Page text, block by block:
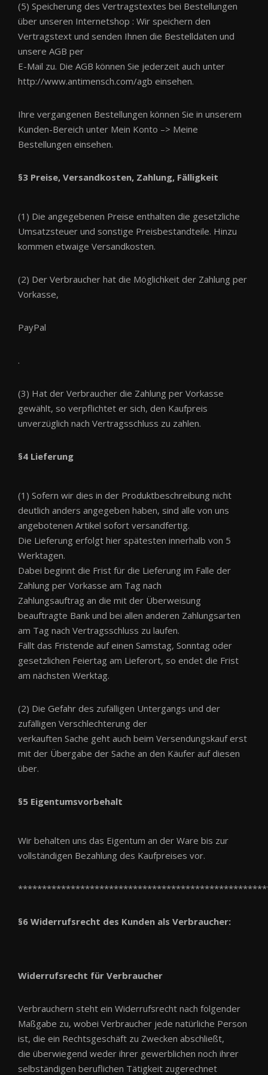
(5) Speicherung des Vertragstextes bei Bestellungen
über unseren Internetshop : Wir speichern den
Vertragstext und senden Ihnen die Bestelldaten und
unsere AGB per
E-Mail zu. Die AGB können Sie jederzeit auch unter
http://www.antimensch.com/agb einsehen.
Ihre vergangenen Bestellungen können Sie in unserem
Kunden-Bereich unter Mein Konto –> Meine
Bestellungen einsehen.
§3 Preise, Versandkosten, Zahlung, Fälligkeit
(1) Die angegebenen Preise enthalten die gesetzliche
Umsatzsteuer und sonstige Preisbestandteile. Hinzu
kommen etwaige Versandkosten.
(2) Der Verbraucher hat die Möglichkeit der Zahlung per
Vorkasse,
PayPal
.
(3) Hat der Verbraucher die Zahlung per Vorkasse
gewählt, so verpflichtet er sich, den Kaufpreis
unverzüglich nach Vertragsschluss zu zahlen.
§4 Lieferung
(1) Sofern wir dies in der Produktbeschreibung nicht
deutlich anders angegeben haben, sind alle von uns
angebotenen Artikel sofort versandfertig.
Die Lieferung erfolgt hier spätesten innerhalb von 5
Werktagen.
Dabei beginnt die Frist für die Lieferung im Falle der
Zahlung per Vorkasse am Tag nach
Zahlungsauftrag an die mit der Überweisung
beauftragte Bank und bei allen anderen Zahlungsarten
am Tag nach Vertragsschluss zu laufen.
Fällt das Fristende auf einen Samstag, Sonntag oder
gesetzlichen Feiertag am Lieferort, so endet die Frist
am nächsten Werktag.
(2) Die Gefahr des zufälligen Untergangs und der
zufälligen Verschlechterung der
verkauften Sache geht auch beim Versendungskauf erst
mit der Übergabe der Sache an den Käufer auf diesen
über.
§5 Eigentumsvorbehalt
Wir behalten uns das Eigentum an der Ware bis zur
vollständigen Bezahlung des Kaufpreises vor.
§6 Widerrufsrecht des Kunden als Verbraucher:
Widerrufsrecht für Verbraucher
Verbrauchern steht ein Widerrufsrecht nach folgender
Maßgabe zu, wobei Verbraucher jede natürliche Person
ist, die ein Rechtsgeschäft zu Zwecken abschließt,
die überwiegend weder ihrer gewerblichen noch ihrer
selbständigen beruflichen Tätigkeit zugerechnet